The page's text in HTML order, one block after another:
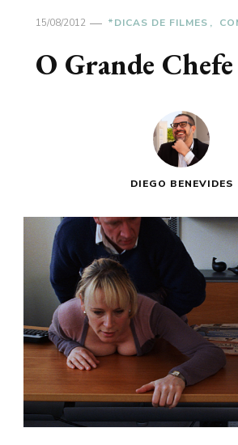
15/08/2012 *DICAS DE FILMES
O Grande
DIEGO BENEVIDES